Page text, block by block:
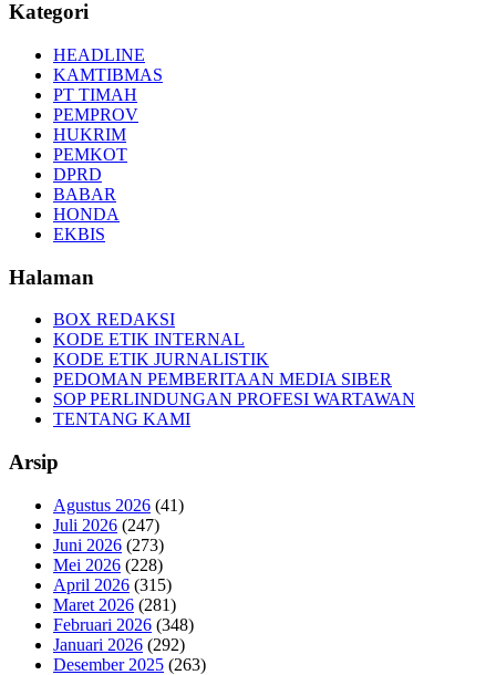
Kategori
HEADLINE
KAMTIBMAS
PT TIMAH
PEMPROV
HUKRIM
PEMKOT
DPRD
BABAR
HONDA
EKBIS
Halaman
BOX REDAKSI
KODE ETIK INTERNAL
KODE ETIK JURNALISTIK
PEDOMAN PEMBERITAAN MEDIA SIBER
SOP PERLINDUNGAN PROFESI WARTAWAN
TENTANG KAMI
Arsip
Agustus 2026 (41)
Juli 2026 (247)
Juni 2026 (273)
Mei 2026 (228)
April 2026 (315)
Maret 2026 (281)
Februari 2026 (348)
Januari 2026 (292)
Desember 2025 (263)